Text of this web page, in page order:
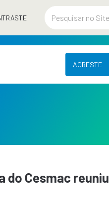
AGRESTE
do Cesmac reuniu